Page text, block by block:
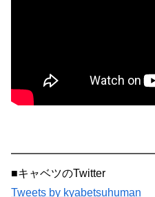
■キャベツのTwitter
Tweets by kyabetsuhuman